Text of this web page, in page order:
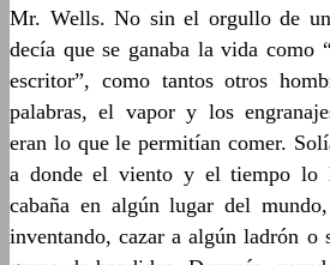
Mr. Wells. No sin el orgullo de
decía que se ganaba la vida como
escritor”, como tantos otros
palabras, el vapor y los
eran lo que le permitían comer.
a donde el viento y el tiempo lo
cabaña en algún lugar del
inventando, cazar a algún ladrón o